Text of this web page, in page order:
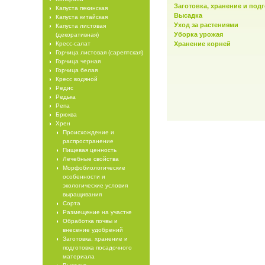
Капуста пекинская
Капуста китайская
Капуста листовая
(декоративная)
Кресс-салат
Горчица листовая (сарептская)
Горчица черная
Горчица белая
Кресс водяной
Редис
Редька
Репа
Брюква
Хрен
Происхождение и
распространение
Пищевая ценность
Лечебные свойства
Морфобиологические
особенности и
экологические условия
выращивания
Сорта
Размещение на участке
Обработка почвы и
внесение удобрений
Заготовка, хранение и
подготовка посадочного
материала
Заготовка, хранение и
Высадка
Уход за растениями
Уборка урожая
Хранение корней